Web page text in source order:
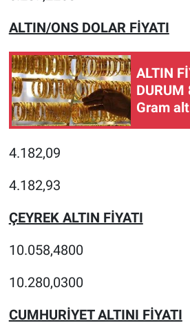
ALTIN/ONS DOLAR FİYATI
ALTIN
DURUM
Gram
4.182,09
4.182,93
ÇEYREK ALTIN FİYATI
10.058,4800
10.280,0300
CUMHURİYET ALTINI FİYATI